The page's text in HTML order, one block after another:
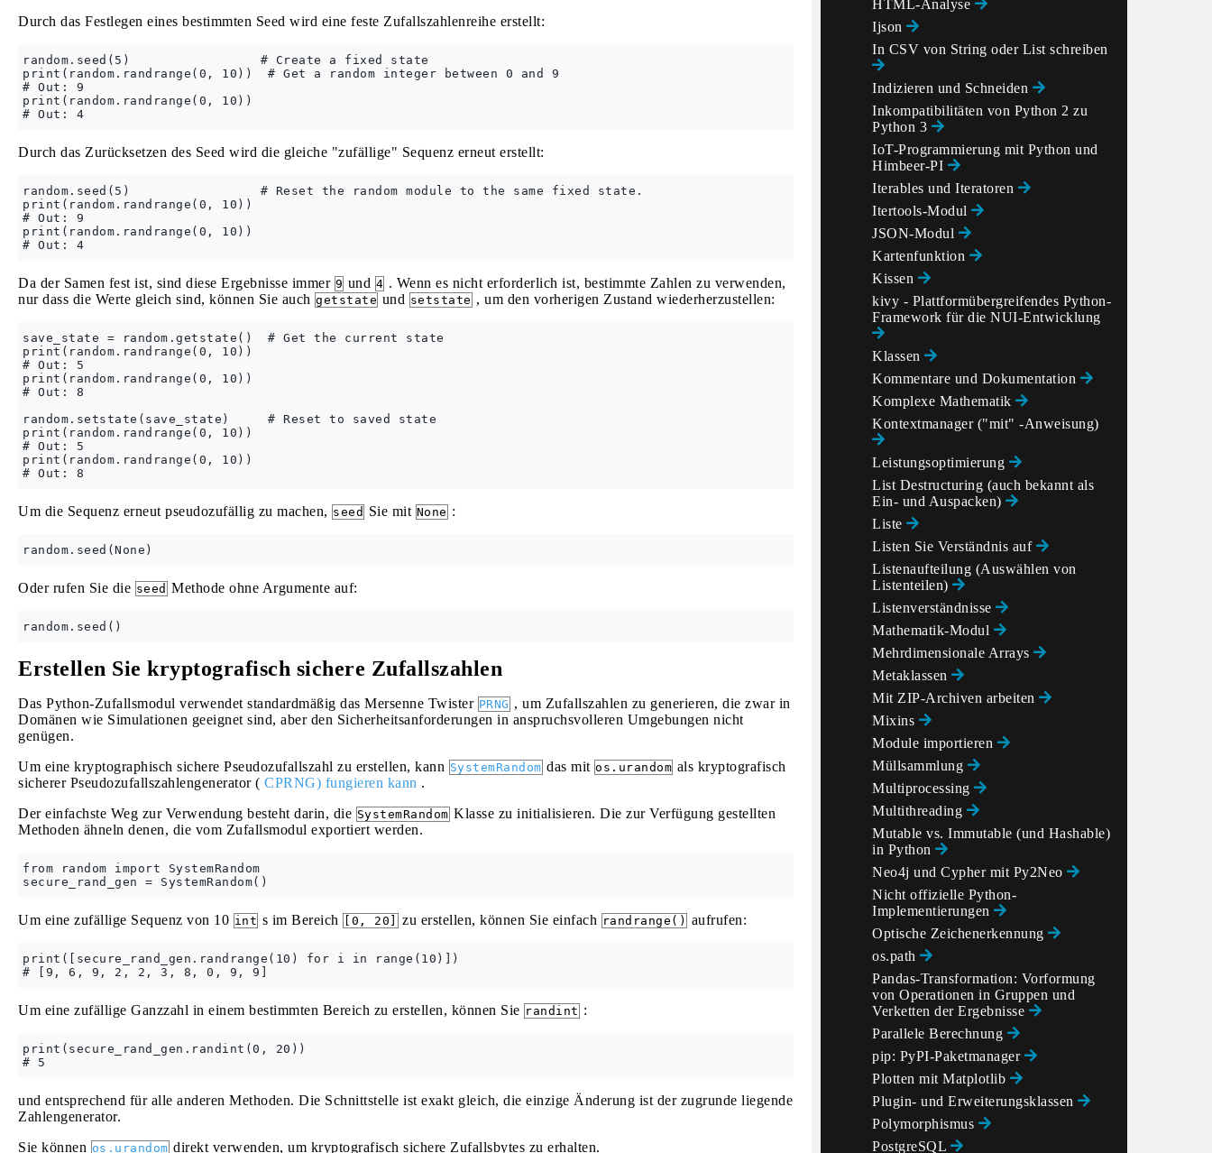
Durch das Festlegen eines bestimmten Seed wird eine feste Zufallszahlenreihe erstellt:
random.seed(5)                 # Create a fixed state
print(random.randrange(0, 10))  # Get a random integer between 0 and 9
# Out: 9
print(random.randrange(0, 10))
Durch das Zurücksetzen des Seed wird die gleiche "zufällige" Sequenz erneut erstellt:
random.seed(5)                 # Reset the random module to the same fixed state.
print(random.randrange(0, 10))
# Out: 9
print(random.randrange(0, 10))
Da der Samen fest ist, sind diese Ergebnisse immer 9 und 4 . Wenn es nicht erforderlich ist, bestimmte Zahlen zu verwenden,
nur dass die Werte gleich sind, können Sie auch getstate und setstate , um den vorherigen Zustand wiederherzustellen:
save_state = random.getstate()  # Get the current state
print(random.randrange(0, 10))
# Out: 5
print(random.randrange(0, 10))
# Out: 8
random.setstate(save_state)     # Reset to saved state
print(random.randrange(0, 10))
# Out: 5
print(random.randrange(0, 10))
Um die Sequenz erneut pseudozufällig zu machen, seed Sie mit None :
Oder rufen Sie die seed Methode ohne Argumente auf:
Erstellen Sie kryptografisch sichere Zufallszahlen
Das Python-Zufallsmodul verwendet standardmäßig das Mersenne Twister PRNG , um Zufallszahlen zu generieren, die zwar in
Domänen wie Simulationen geeignet sind, aber den Sicherheitsanforderungen in anspruchsvolleren Umgebungen nicht
genügen.
Um eine kryptographisch sichere Pseudozufallszahl zu erstellen, kann SystemRandom das mit os.urandom als kryptografisch
sicherer Pseudozufallszahlengenerator ( CPRNG) fungieren kann .
Der einfachste Weg zur Verwendung besteht darin, die SystemRandom Klasse zu initialisieren. Die zur Verfügung gestellten
Methoden ähneln denen, die vom Zufallsmodul exportiert werden.
from random import SystemRandom
Um eine zufällige Sequenz von 10 int s im Bereich [0, 20] zu erstellen, können Sie einfach randrange() aufrufen:
print([secure_rand_gen.randrange(10) for i in range(10)])
Um eine zufällige Ganzzahl in einem bestimmten Bereich zu erstellen, können Sie randint :
print(secure_rand_gen.randint(0, 20))
und entsprechend für alle anderen Methoden. Die Schnittstelle ist exakt gleich, die einzige Änderung ist der zugrunde liegende
Zahlengenerator.
Sie können os.urandom direkt verwenden, um kryptografisch sichere Zufallsbytes zu erhalten.
HTML-Analyse
Ijson
In CSV von String oder List schreiben
Indizieren und Schneiden
Inkompatibilitäten von Python 2 zu
Python 3
IoT-Programmierung mit Python und
Himbeer-PI
Iterables und Iteratoren
Itertools-Modul
JSON-Modul
Kartenfunktion
Kissen
kivy - Plattformübergreifendes Python-
Framework für die NUI-Entwicklung
Klassen
Kommentare und Dokumentation
Komplexe Mathematik
Kontextmanager ("mit" -Anweisung)
Leistungsoptimierung
List Destructuring (auch bekannt als
Ein- und Auspacken)
Liste
Listen Sie Verständnis auf
Listenaufteilung (Auswählen von
Listenteilen)
Listenverständnisse
Mathematik-Modul
Mehrdimensionale Arrays
Metaklassen
Mit ZIP-Archiven arbeiten
Mixins
Module importieren
Müllsammlung
Multiprocessing
Multithreading
Mutable vs. Immutable (und Hashable)
in Python
Neo4j und Cypher mit Py2Neo
Nicht offizielle Python-
Implementierungen
Optische Zeichenerkennung
os.path
Pandas-Transformation: Vorformung
von Operationen in Gruppen und
Verketten der Ergebnisse
Parallele Berechnung
pip: PyPI-Paketmanager
Plotten mit Matplotlib
Plugin- und Erweiterungsklassen
Polymorphismus
PostgreSQL